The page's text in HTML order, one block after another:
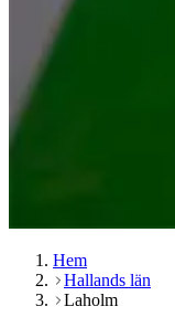
Hem
Hallands län
Laholm